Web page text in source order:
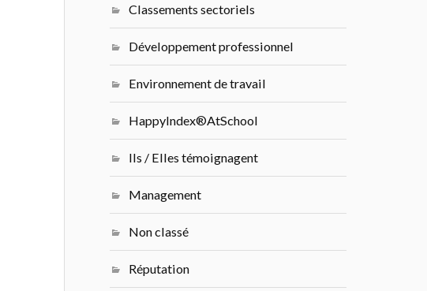
Classements sectoriels
Développement professionnel
Environnement de travail
HappyIndex®AtSchool
Ils / Elles témoignagent
Management
Non classé
Réputation